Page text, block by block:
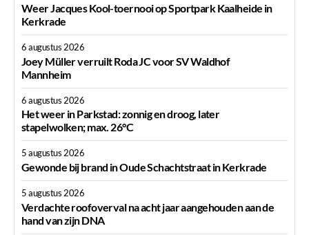
Weer Jacques Kool-toernooi op Sportpark Kaalheide in
Kerkrade
6 augustus 2026
Joey Müller verruilt Roda JC voor SV Waldhof
Mannheim
6 augustus 2026
Het weer in Parkstad: zonnig en droog, later
stapelwolken; max. 26°C
5 augustus 2026
Gewonde bij brand in Oude Schachtstraat in Kerkrade
5 augustus 2026
Verdachte roofoverval na acht jaar aangehouden aan de
hand van zijn DNA